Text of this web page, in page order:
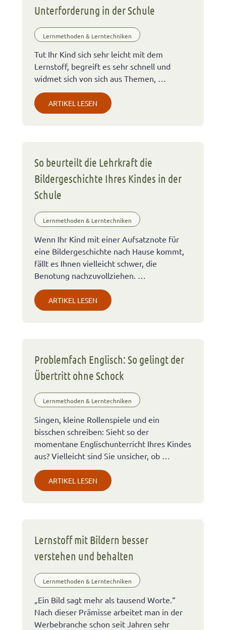
Unterforderung in der Schule
Lernmethoden & Lerntechniken
Tut Ihr Kind sich sehr leicht mit dem
Lernstoff, begreift es sehr schnell und
widmet sich von sich aus Themen, …
ARTIKEL LESEN
So beurteilt die Lehrkraft die
Bildergeschichte Ihres Kindes in der
Schule
Lernmethoden & Lerntechniken
Wenn Ihr Kind mit einer Aufsatznote für
eine Bildergeschichte nach Hause kommt,
fällt es Ihnen vielleicht schwer, die
Benotung nachzuvollziehen. …
ARTIKEL LESEN
Problemfach Englisch: So gelingt der
Übertritt ohne Schock
Lernmethoden & Lerntechniken
Singen, kleine Rollenspiele und ein
bisschen schreiben: Sieht so der
momentane Englischunterricht Ihres Kindes
aus? Vielleicht sind Sie unsicher, ob …
ARTIKEL LESEN
Lernstoff mit Bildern besser
verstehen und behalten
Lernmethoden & Lerntechniken
„Ein Bild sagt mehr als tausend Worte.“
Nach dieser Prämisse arbeitet man in der
Werbebranche schon seit Jahren sehr